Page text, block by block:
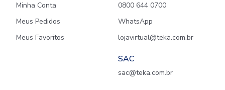
Minha Conta
Meus Pedidos
Meus Favoritos
0800 644 0700
WhatsApp
lojavirtual@teka.com.br
SAC
sac@teka.com.br